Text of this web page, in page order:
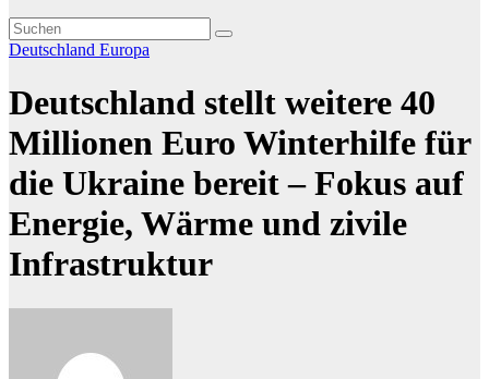
Deutschland Europa
Deutschland stellt weitere 40
Millionen Euro Winterhilfe für
die Ukraine bereit – Fokus auf
Energie, Wärme und zivile
Infrastruktur